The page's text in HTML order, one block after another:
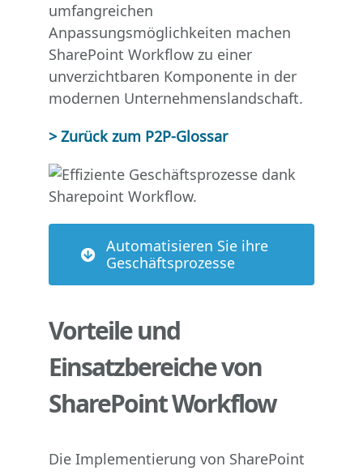
umfangreichen
Anpassungsmöglichkeiten machen
SharePoint Workflow zu einer
unverzichtbaren Komponente in der
modernen Unternehmenslandschaft.
> Zurück zum P2P-Glossar
Automatisieren Sie ihre
Geschäftsprozesse
Vorteile und
Einsatzbereiche von
SharePoint Workflow
Die Implementierung von SharePoint